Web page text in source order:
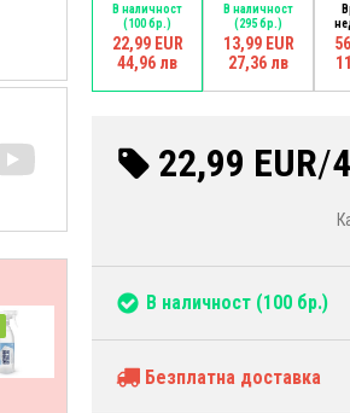
В наличност
(100 бр.)
22,99 EUR
44,96 лв
В наличност
(295 бр.)
13,99 EUR
27,36 лв
22,99 EUR/
В наличност (100 бр.)
Безплатна доставка